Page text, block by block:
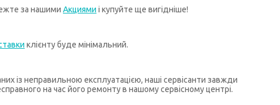
за нашими Акциями і купуйте ще вигідніше!
клієнту буде мінімальний.
із неправильною експлуатацією, наші сервісанти завжди
на час його ремонту в нашому сервісному центрі.